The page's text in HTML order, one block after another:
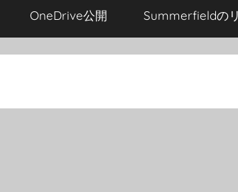
OneDrive公開 Summerfieldの